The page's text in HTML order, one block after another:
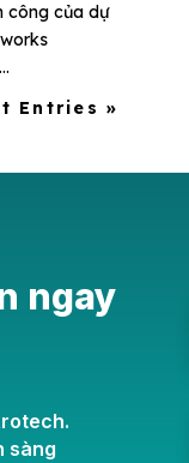
công của dự
Entries »
ngay
sàng